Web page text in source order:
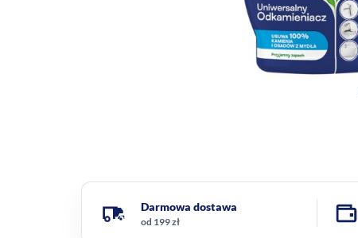
Darmowa dostawa
od 199 zł